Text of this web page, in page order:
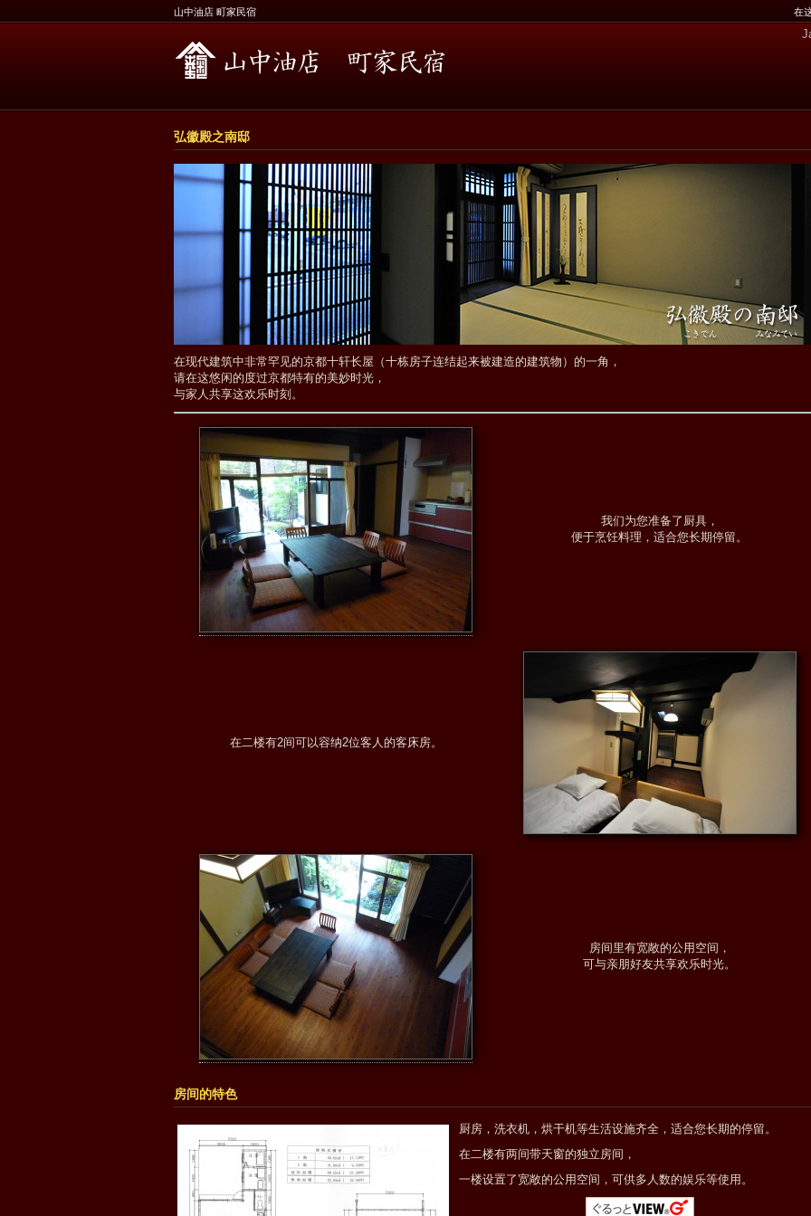
山中油店 町家民宿 在
弘徽殿之南邸
在现代建筑中非常罕见的京都十轩长屋（十栋房子连结起来被建造的建筑物）的一角，
请在这悠闲的度过京都特有的美妙时光，
与家人共享这欢乐时刻。
我们为您准备了厨具，
便于烹饪料理，适合您长期停留。
在二楼有2间可以容纳2位客人的客床房。
房间里有宽敞的公用空间，
可与亲朋好友共享欢乐时光。
房间的特色
厨房，洗衣机，烘干机等生活设施齐全，适合您长期的停留。
在二楼有两间带天窗的独立房间，
一楼设置了宽敞的公用空间，可供多人数的娱乐等使用。